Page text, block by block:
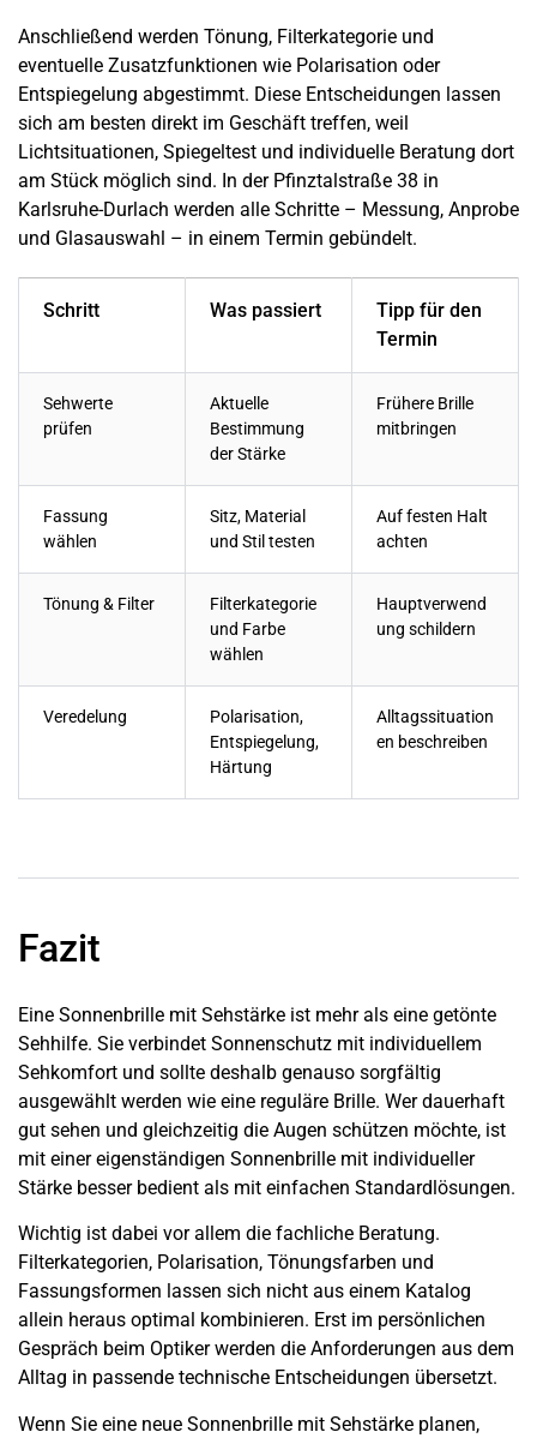
Anschließend werden Tönung, Filterkategorie und
eventuelle Zusatzfunktionen wie Polarisation oder
Entspiegelung abgestimmt. Diese Entscheidungen lassen
sich am besten direkt im Geschäft treffen, weil
Lichtsituationen, Spiegeltest und individuelle Beratung dort
am Stück möglich sind. In der Pfinztalstraße 38 in
Karlsruhe-Durlach werden alle Schritte – Messung, Anprobe
und Glasauswahl – in einem Termin gebündelt.
Schritt Was passiert
Tipp für den
Termin
Sehwerte
prüfen
Aktuelle
Bestimmung
der Stärke
Frühere Brille
mitbringen
Fassung
wählen
Sitz, Material
und Stil testen
Auf festen Halt
achten
Tönung & Filter
Filterkategorie
und Farbe
wählen
Hauptverwend
ung schildern
Veredelung
Polarisation,
Entspiegelung,
Härtung
Alltagssituation
en beschreiben
Fazit
Eine Sonnenbrille mit Sehstärke ist mehr als eine getönte
Sehhilfe. Sie verbindet Sonnenschutz mit individuellem
Sehkomfort und sollte deshalb genauso sorgfältig
ausgewählt werden wie eine reguläre Brille. Wer dauerhaft
gut sehen und gleichzeitig die Augen schützen möchte, ist
mit einer eigenständigen Sonnenbrille mit individueller
Stärke besser bedient als mit einfachen Standardlösungen.
Wichtig ist dabei vor allem die fachliche Beratung.
Filterkategorien, Polarisation, Tönungsfarben und
Fassungsformen lassen sich nicht aus einem Katalog
allein heraus optimal kombinieren. Erst im persönlichen
Gespräch beim Optiker werden die Anforderungen aus dem
Alltag in passende technische Entscheidungen übersetzt.
Wenn Sie eine neue Sonnenbrille mit Sehstärke planen,